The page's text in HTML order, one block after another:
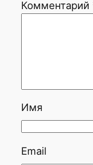
Комментарий
Имя
Email